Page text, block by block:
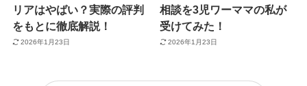
リアはやばい？実際の評判
をもとに徹底解説！
2026年1月23日
相談を3児ワーママの私が
受けてみた！
2026年1月23日